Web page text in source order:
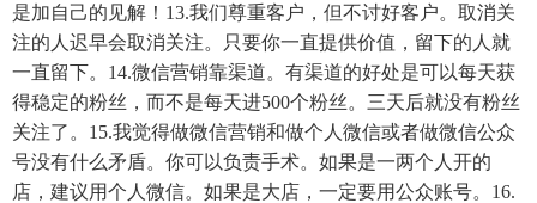
是加自己的见解！13.我们尊重客户，但不讨好客户。取消关
注的人迟早会取消关注。只要你一直提供价值，留下的人就
一直留下。14.微信营销靠渠道。有渠道的好处是可以每天获
得稳定的粉丝，而不是每天进500个粉丝。三天后就没有粉丝
关注了。15.我觉得做微信营销和做个人微信或者做微信公众
号没有什么矛盾。你可以负责手术。如果是一两个人开的
店，建议用个人微信。如果是大店，一定要用公众账号。16.